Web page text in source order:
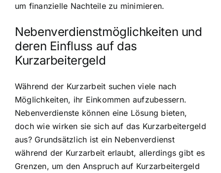
um finanzielle Nachteile zu minimieren.
Nebenverdienstmöglichkeiten und
deren Einfluss auf das
Kurzarbeitergeld
Während der Kurzarbeit suchen viele nach
Möglichkeiten, ihr Einkommen aufzubessern.
Nebenverdienste können eine Lösung bieten,
doch wie wirken sie sich auf das Kurzarbeitergeld
aus? Grundsätzlich ist ein Nebenverdienst
während der Kurzarbeit erlaubt, allerdings gibt es
Grenzen, um den Anspruch auf Kurzarbeitergeld